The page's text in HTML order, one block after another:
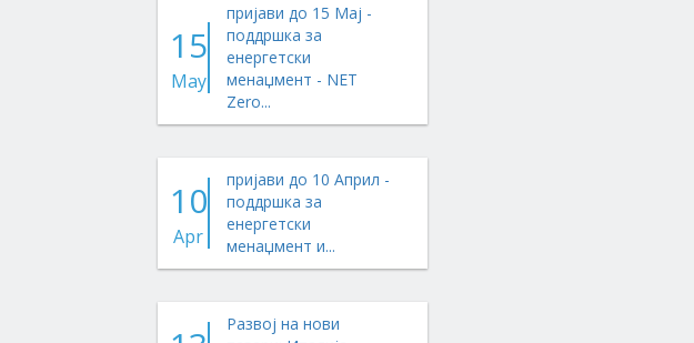
15
May
пријави до 15 Мај -
поддршка за
енергетски
менаџмент - NET
Zero...
10
Apr
пријави до 10 Април -
поддршка за
енергетски
менаџмент и...
Развој на нови